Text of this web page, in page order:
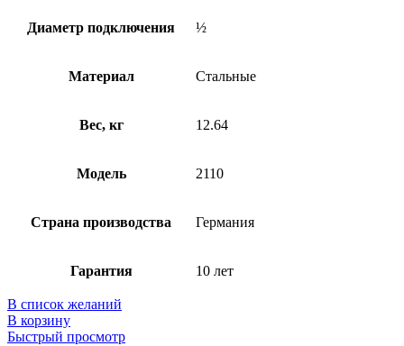
Диаметр подключения ½
Материал Стальные
Вес, кг 12.64
Модель 2110
Страна производства Германия
Гарантия 10 лет
В список желаний
В корзину
Быстрый просмотр